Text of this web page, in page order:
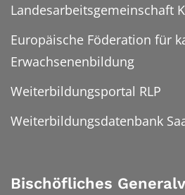
Landesarbeitsgemeinschaft
Europäische Föderation für
Erwachsenenbildung
Weiterbildungsportal RLP
Weiterbildungsdatenbank
Bischöfliches